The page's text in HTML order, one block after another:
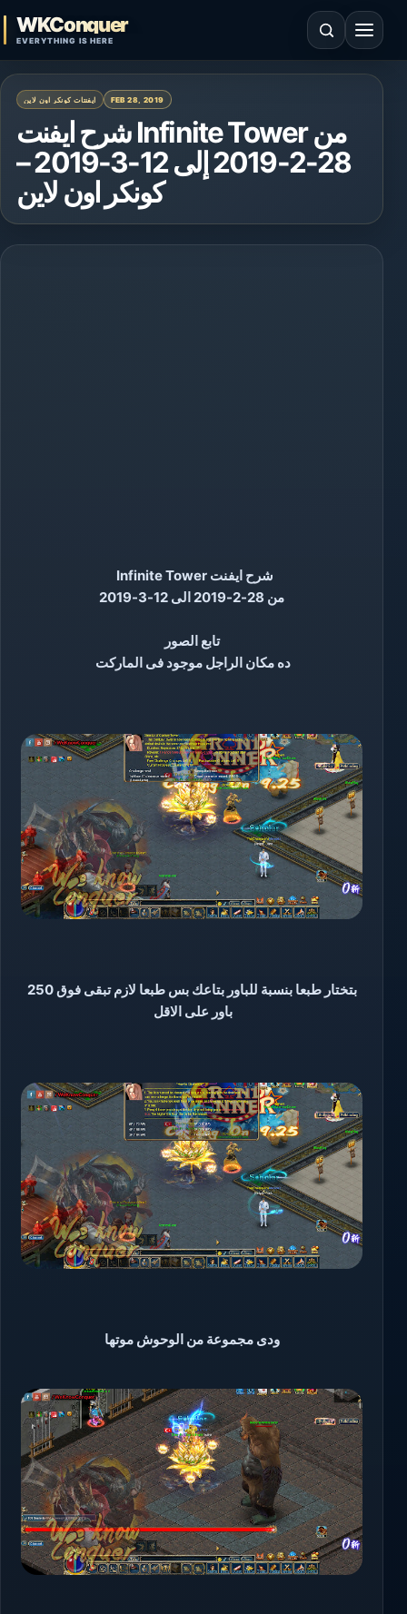
WKConquer
EVERYTHING IS HERE
Open search Open
ايفنتات كونكر اون لاين FEB 28, 2019
شرح ايفنت Infinite Tower من
28-2-2019 إلى 12-3-2019 –
كونكر اون لاين
شرح ايفنت Infinite Tower
من 28-2-2019 الى 12-3-2019
تابع الصور
ده مكان الراجل موجود فى الماركت
بتختار طبعا بنسبة للباور بتاعك بس طبعا لازم تبقى فوق 250
باور على الاقل
ودى مجموعة من الوحوش موتها